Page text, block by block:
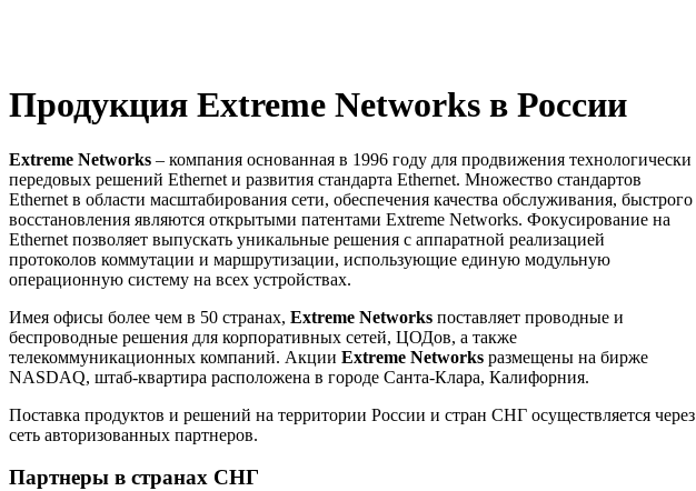
Продукция Extreme Networks в России
Extreme Networks – компания основанная в 1996 году для продвижения технологически
передовых решений Ethernet и развития стандарта Ethernet. Множество стандартов
Ethernet в области масштабирования сети, обеспечения качества обслуживания, быстрого
восстановления являются открытыми патентами Extreme Networks. Фокусирование на
Ethernet позволяет выпускать уникальные решения с аппаратной реализацией
протоколов коммутации и маршрутизации, использующие единую модульную
операционную систему на всех устройствах.
Имея офисы более чем в 50 странах, Extreme Networks поставляет проводные и
беспроводные решения для корпоративных сетей, ЦОДов, а также
телекоммуникационных компаний. Акции Extreme Networks размещены на бирже
NASDAQ, штаб-квартира расположена в городе Санта-Клара, Калифорния.
Поставка продуктов и решений на территории России и стран СНГ осуществляется через
сеть авторизованных партнеров.
Партнеры в странах СНГ